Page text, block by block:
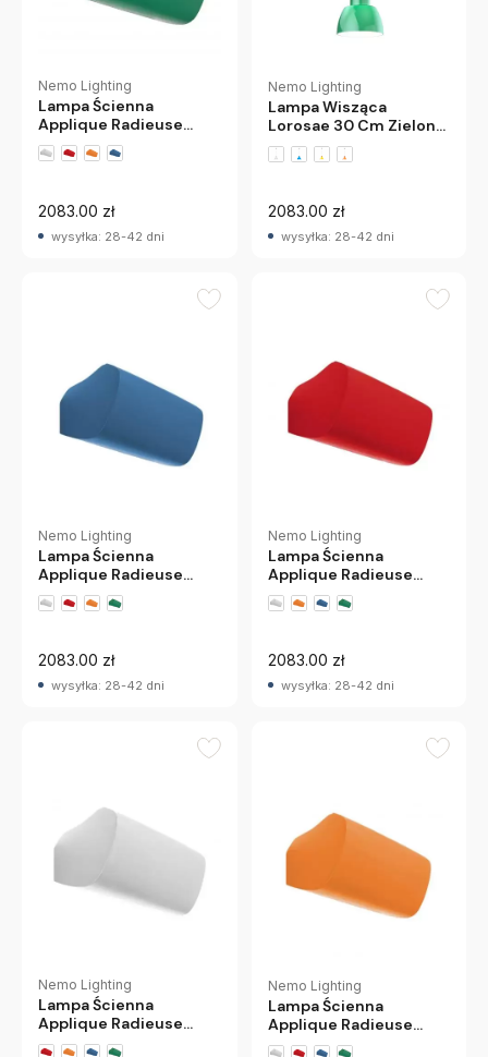
Nemo Lighting
Lampa Ścienna
Applique Radieuse
Zielona Nemo
2083.00 zł
wysyłka: 28-42 dni
Nemo Lighting
Lampa Wisząca
Lorosae 30 Cm Zielona
Nemo
2083.00 zł
wysyłka: 28-42 dni
Nemo Lighting
Lampa Ścienna
Applique Radieuse
Niebieska Nemo
2083.00 zł
wysyłka: 28-42 dni
Nemo Lighting
Lampa Ścienna
Applique Radieuse
Czerwona Nemo
2083.00 zł
wysyłka: 28-42 dni
Nemo Lighting
Lampa Ścienna
Applique Radieuse
Biała Nemo
Nemo Lighting
Lampa Ścienna
Applique Radieuse
Pomarańczowa Nemo